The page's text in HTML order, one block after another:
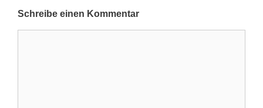
Schreibe einen Kommentar